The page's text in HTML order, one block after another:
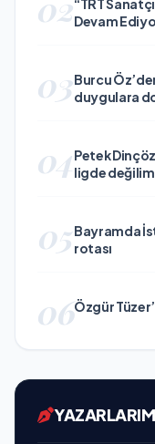
Devam
03Burcu
duygulara
04Petek
ligde
05Bayramda
rotası
06Özgür